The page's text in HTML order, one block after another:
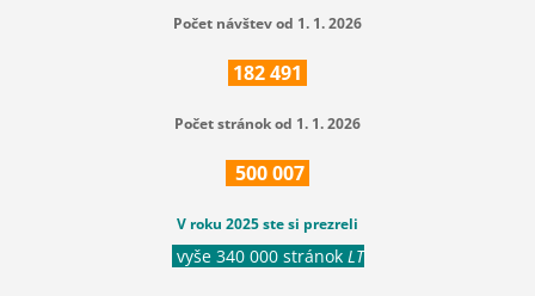
Počet návštev od 1. 1. 2026
182491
Počet stránok od 1. 1. 2026
500007
V roku 2025 ste si prezreli
vyše 340 000 stránok LT